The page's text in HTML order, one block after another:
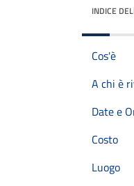
INDICE
Cos'è
A chi è
Date e
Costo
Luogo